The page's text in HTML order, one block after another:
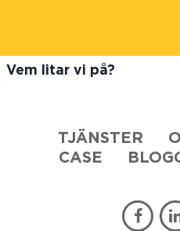
Vem litar vi på?
TJÄNSTER
CASE